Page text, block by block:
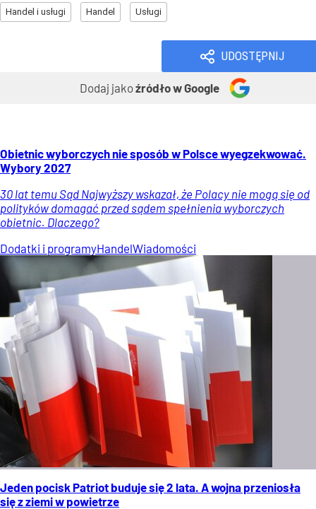
Handel i usługi Handel Usługi
UDOSTĘPNIJ
Dodaj jakoźródło w Google
Obietnic wyborczych nie sposób w Polsce wyegzekwować.
Wybory 2027
30 lat temu Sąd Najwyższy wskazał, że Polacy nie mogą się od
polityków domagać przed sądem spełnienia wyborczych
obietnic. Dlaczego?
Dodatki i programyHandelWiadomości
Jeden pocisk Patriot buduje się 2 lata. A wojna przeniosła
się z ziemi w powietrze